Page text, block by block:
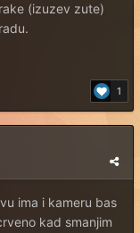
(izuzev zute)
1
ima i kameru bas
kad smanjim